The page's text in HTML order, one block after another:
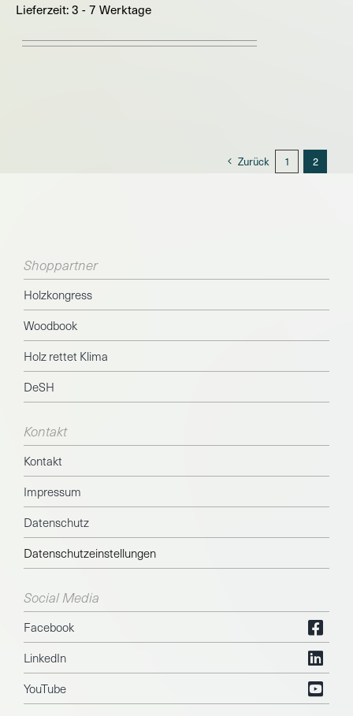
Lieferzeit:3 - 7 Werktage
Zurück 1 2
Shoppartner
Holzkongress
Woodbook
Holz rettet Klima
DeSH
Kontakt
Kontakt
Impressum
Datenschutz
Datenschutzeinstellungen
Social Media
Facebook
LinkedIn
YouTube